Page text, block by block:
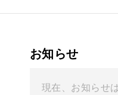
お知らせ
現在、お知らせ